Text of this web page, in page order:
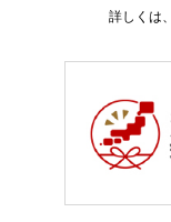
詳しくは